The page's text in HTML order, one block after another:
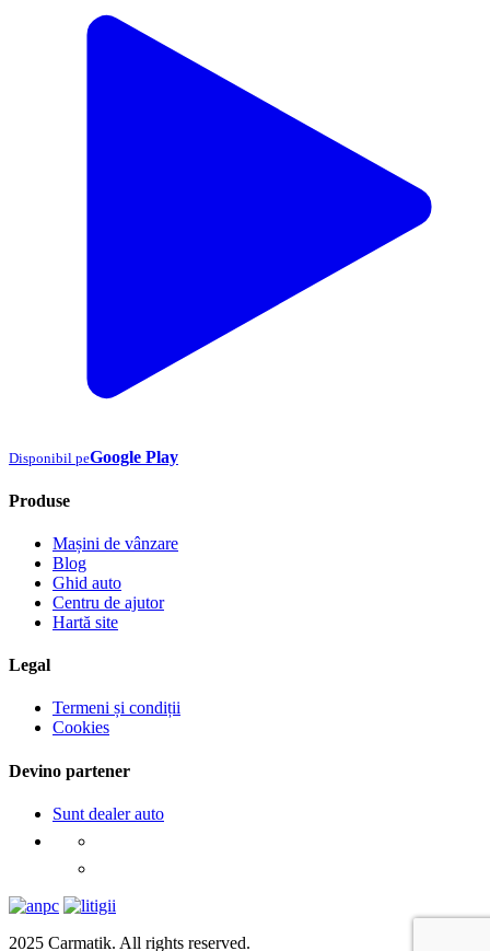
Disponibil peGoogle Play
Produse
Mașini de vânzare
Blog
Ghid auto
Centru de ajutor
Hartă site
Legal
Termeni și condiții
Cookies
Devino partener
Sunt dealer auto
2025 Carmatik. All rights reserved.